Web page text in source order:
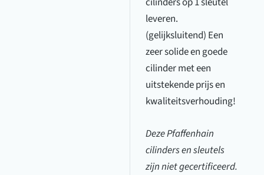
leveren.
(gelijksluitend) Een
zeer solide en goede
cilinder met een
uitstekende prijs en
kwaliteitsverhouding!
Deze Pfaffenhain
cilinders en sleutels
zijn niet gecertificeerd.